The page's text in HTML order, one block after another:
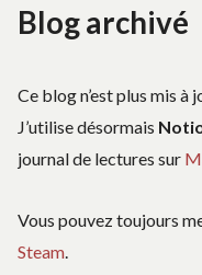
l’article
Blog archivé
Ce blog n’est plus mis à
J’utilise désormais
journal de lectures sur
Vous pouvez toujours
Steam.